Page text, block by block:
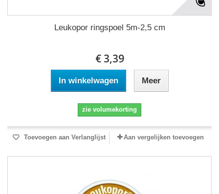
Leukopor ringspoel 5m-2,5 cm
€ 3,39
In winkelwagen Meer
zie volumekorting
Toevoegen aan Verlanglijst Aan vergelijken toevoegen